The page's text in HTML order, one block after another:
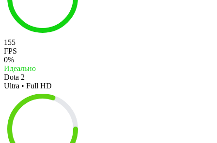
155
FPS
0%
Идеально
Dota 2
Ultra • Full HD